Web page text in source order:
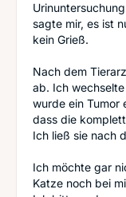
sagte mir, es ist
kein Grieß.
Nach dem
ab. Ich
wurde ein
dass die
Ich ließ sie nach
Ich möchte gar
Katze noch bei